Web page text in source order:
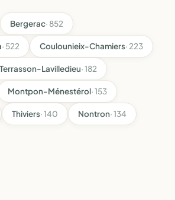
Bergerac· 852
· 522 Coulounieix-Chamiers· 223
Terrasson-Lavilledieu· 182
Montpon-Ménestérol· 153
Thiviers· 140 Nontron· 134